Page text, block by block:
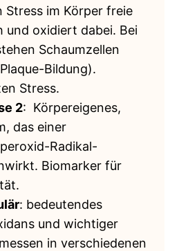
im Körper freie
und oxidiert dabei. Bei
Schaumzellen
Bildung).
Stress.
2: Körpereigenes,
das einer
Radikal-
Biomarker für
: bedeutendes
und wichtiger
in verschiedenen